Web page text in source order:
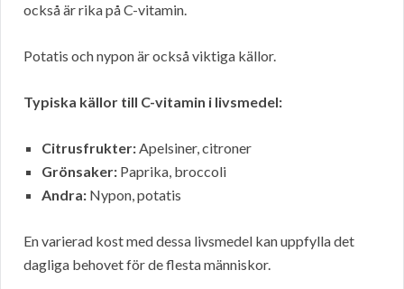
också är rika på C-vitamin.
Potatis och nypon är också viktiga källor.
Typiska källor till C-vitamin i livsmedel:
Citrusfrukter:Apelsiner, citroner
Grönsaker: Paprika, broccoli
Andra: Nypon, potatis
En varierad kost med dessa livsmedel kan uppfylla det
dagliga behovet för de flesta människor.